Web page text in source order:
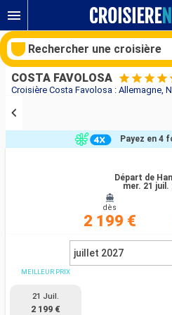
COSTA FAVOLOSA
Départ de
mer. 21 juil.
dès
2 199 €
Payez en 4
juillet 2027
MEILLEUR PRIX
21 Juil.
2 199 €
Rechercher une croisière